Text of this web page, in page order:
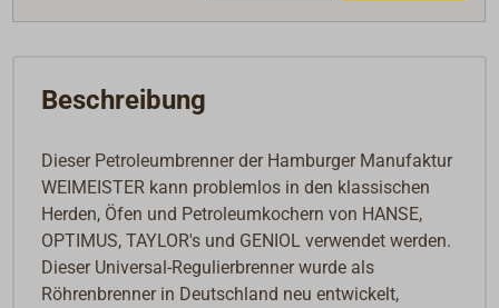
Beschreibung
Dieser Petroleumbrenner der Hamburger Manufaktur
WEIMEISTER kann problemlos in den klassischen
Herden, Öfen und Petroleumkochern von HANSE,
OPTIMUS, TAYLOR's und GENIOL verwendet werden.
Dieser Universal-Regulierbrenner wurde als
Röhrenbrenner in Deutschland neu entwickelt,